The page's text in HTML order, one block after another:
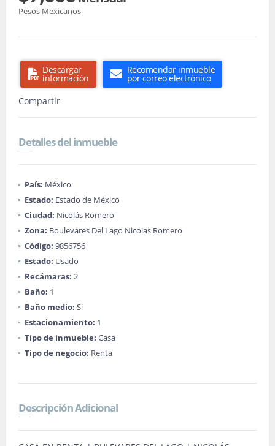
Pesos Mexicanos
Descargar
información
Recomendar inmueble
por correo electrónico
Compartir
Detalles del inmueble
País: México
Estado: Estado de México
Ciudad: Nicolás Romero
Zona: Boulevares Del Lago Nicolas Romero
Código: 9856756
Estado: Usado
Recámaras: 2
Baño: 1
Baño medio: Si
Estacionamiento: 1
Tipo de inmueble: Casa
Tipo de negocio: Renta
Descripción Adicional